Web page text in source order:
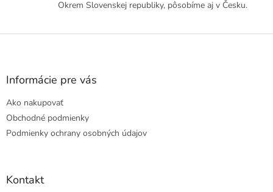
Okrem Slovenskej republiky, pôsobíme aj v Česku.
Z
Informácie pre vás
Ako nakupovať
Obchodné podmienky
Podmienky ochrany osobných údajov
Kontakt